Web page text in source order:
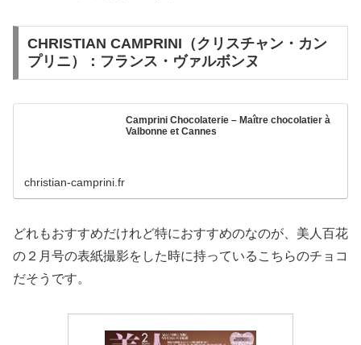
CHRISTIAN CAMPRINI（クリスチャン・カン
プリニ）：フランス・ヴァルボンヌ
Camprini Chocolaterie – Maître chocolatier à
Valbonne et Cannes
christian-camprini.fr
どれもおすすめだけれど特におすすめのなのが、美人百花
の２月号の表紙撮影をした時に持っているこちらのチョコ
だそうです。